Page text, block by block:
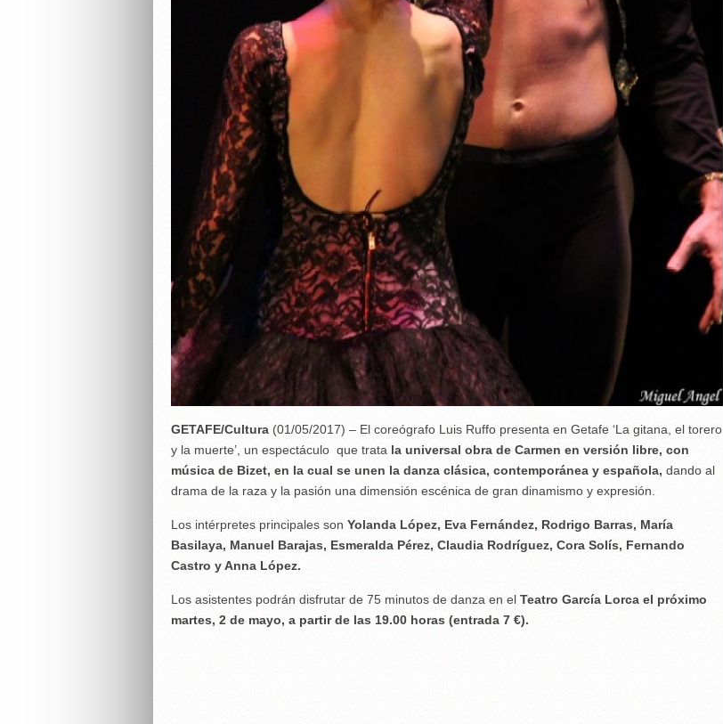
GETAFE/Cultura (01/05/2017) – El coreógrafo Luis Ruffo presenta en Getafe ‘La gitana, el torero
y la muerte’, un espectáculo que trata la universal obra de Carmen en versión libre, con
música de Bizet, en la cual se unen la danza clásica, contemporánea y española, dando al
drama de la raza y la pasión una dimensión escénica de gran dinamismo y expresión.
Los intérpretes principales son Yolanda López, Eva Fernández, Rodrigo Barras, María
Basilaya, Manuel Barajas, Esmeralda Pérez, Claudia Rodríguez, Cora Solís, Fernando
Castro y Anna López.
Los asistentes podrán disfrutar de 75 minutos de danza en el Teatro García Lorca el próximo
martes, 2 de mayo, a partir de las 19.00 horas (entrada 7 €).